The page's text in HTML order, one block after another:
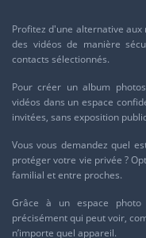
Profitez d'une alternative aux
des vidéos de manière
contacts sélectionnés.
Pourcréer un album
vidéos dans un espace
invitées, sans exposition
Vous vous demandez quel
protéger votre vie privée ?
familial et entre proches.
Grâce à un espace
précisément qui peut voir,
n’importe quel appareil.